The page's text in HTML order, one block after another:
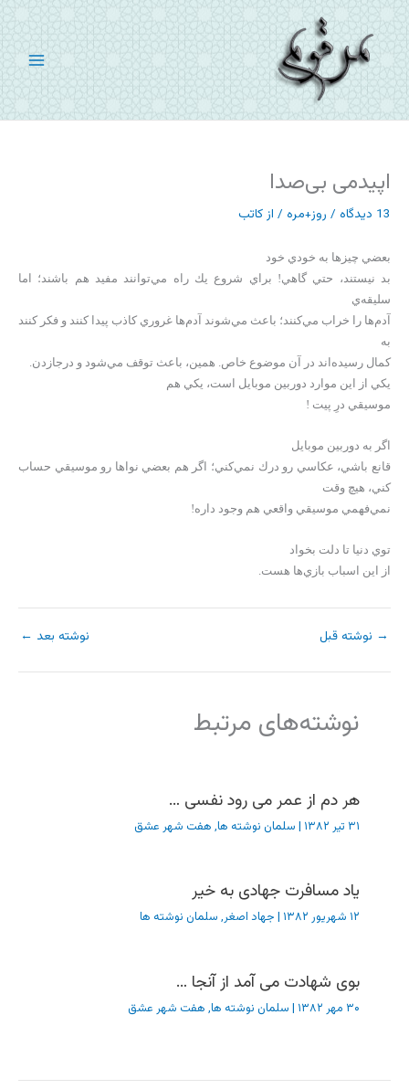
پرش
به
محتوا
اپیدمی بی‌صدا
13 دیدگاه / روز+مره / از کاتب
بعضي چيزها به خودي خود
بد نيستند، حتي گاهي! براي شروع يك راه مي‌توانند مفيد هم باشند؛ اما
سليقه‌ي
آدم‌ها را خراب مي‌كنند؛ باعث مي‌شوند آدم‌ها غروري كاذب پيدا كنند و فكر كنند
به
كمال رسيده‌اند در آن موضوع خاص. همين، باعث توقف مي‌شود و درجازدن.
يكي از اين موارد دوربين موبايل است، يكي هم
موسيقي درِ پيت !
اگر به دوربين موبايل
قانع باشي، عكاسي رو درك نمي‌كني؛ اگر هم بعضي نواها رو موسيقي حساب
كني، هيچ وقت
نمي‌فهمي موسيقي واقعي هم وجود داره!
توي دنيا تا دلت بخواد
از اين اسباب بازي‌ها هست.
→ نوشته قبل نوشته بعد ←
نوشته‌های مرتبط
هر دم از عمر می رود نفسی …
۳۱ تیر ۱۳۸۲ | سلمان نوشته ها, هفت شهر عشق
یاد مسافرت جهادی به خیر
۱۲ شهریور ۱۳۸۲ | جهاد اصغر, سلمان نوشته ها
بوی شهادت می آمد از آنجا …
۳۰ مهر ۱۳۸۲ | سلمان نوشته ها, هفت شهر عشق